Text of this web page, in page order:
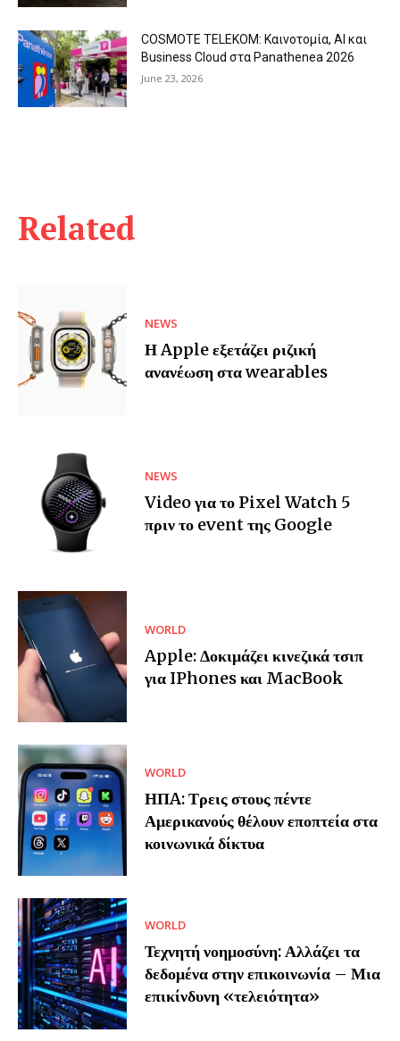
Related
NEWS
Η Apple εξετάζει ριζική
ανανέωση στα wearables
NEWS
Video για το Pixel Watch 5
πριν το event της Google
WORLD
Apple: Δοκιμάζει κινεζικά τσιπ
για IPhones και MacBook
WORLD
ΗΠA: Τρεις στους πέντε
Αμερικανούς θέλουν εποπτεία στα
κοινωνικά δίκτυα
WORLD
Τεχνητή νοημοσύνη: Αλλάζει τα
δεδομένα στην επικοινωνία – Μια
επικίνδυνη «τελειότητα»
COSMOTE TELEKOM: Καινοτομία, AI και
Business Cloud στα Panathenea 2026
June 23, 2026